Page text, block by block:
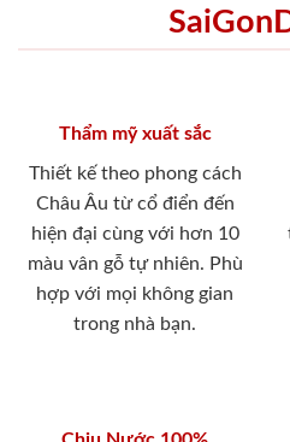
Thẩm mỹ xuất sắc
Thiết kế theo phong cách
Châu Âu từ cổ điển đến
hiện đại cùng với hơn 10
màu vân gỗ tự nhiên. Phù
hợp với mọi không gian
trong nhà bạn.